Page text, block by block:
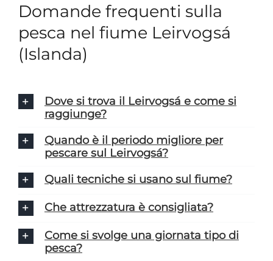
Domande frequenti sulla
pesca nel fiume Leirvogsá
(Islanda)
Dove si trova il Leirvogsá e come si
raggiunge?
Quando è il periodo migliore per
pescare sul Leirvogsá?
Quali tecniche si usano sul fiume?
Che attrezzatura è consigliata?
Come si svolge una giornata tipo di
pesca?